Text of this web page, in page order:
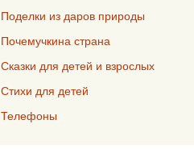
Поделки из даров природы
Почемучкина страна
Сказки для детей и взрослых
Стихи для детей
Телефоны